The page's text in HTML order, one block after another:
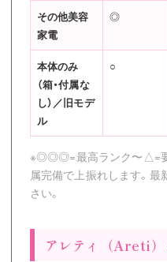
その他美容
家電
◎
本体のみ
（箱・付属な
し）／旧モデ
ル
○
※◎◎◎=最高ランク〜△=要
属完備で上振れします。
さい。
アレティ（Areti）